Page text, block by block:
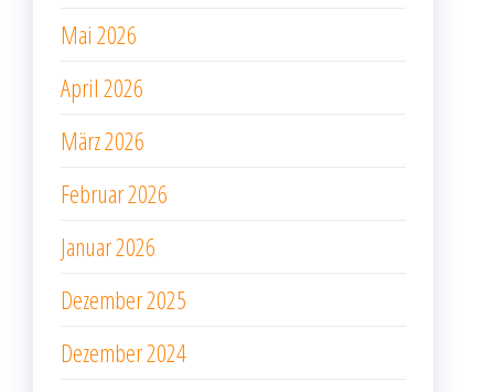
Mai 2026
April 2026
März 2026
Februar 2026
Januar 2026
Dezember 2025
Dezember 2024